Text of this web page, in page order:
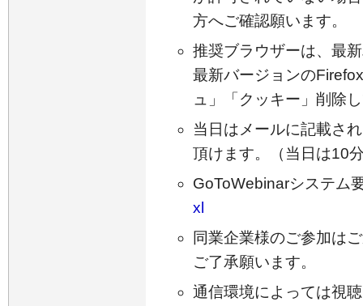
方へご確認願います。
推奨ブラウザーは、最
最新バージョンの
ュ」「クッキー」削除
当日はメールに記載さ
頂けます。（当日は10
GoToWebinarシステム
xl
同業企業様のご参加は
ご了承願います。
通信環境によっては視